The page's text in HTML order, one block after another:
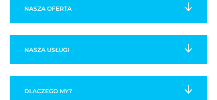
NASZA OFERTA
NASZA USŁUGI
DLACZEGO MY?